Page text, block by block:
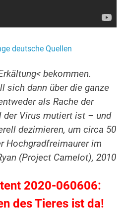
deutsche Quellen
bekommen.
sich dann über die ganze
als Rache der
der Virus mutiert ist – und
dezimieren, um circa 50
Hochgradfreimaurer im
(Project Camelot), 2010
2020-060606:
des Tieres ist da!